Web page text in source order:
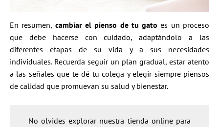
En resumen, cambiar el pienso de tu gato es un proceso
que debe hacerse con cuidado, adaptándolo a las
diferentes etapas de su vida y a sus necesidades
individuales. Recuerda seguir un plan gradual, estar atento
a las señales que te dé tu colega y elegir siempre piensos
de calidad que promuevan su salud y bienestar.
No olvides explorar nuestra tienda online para